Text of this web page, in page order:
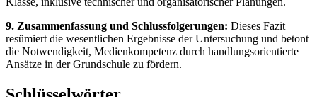
9. Zusammenfassung und Schlussfolgerungen: Dieses Fazit
resümiert die wesentlichen Ergebnisse der Untersuchung und betont
die Notwendigkeit, Medienkompetenz durch handlungsorientierte
Ansätze in der Grundschule zu fördern.